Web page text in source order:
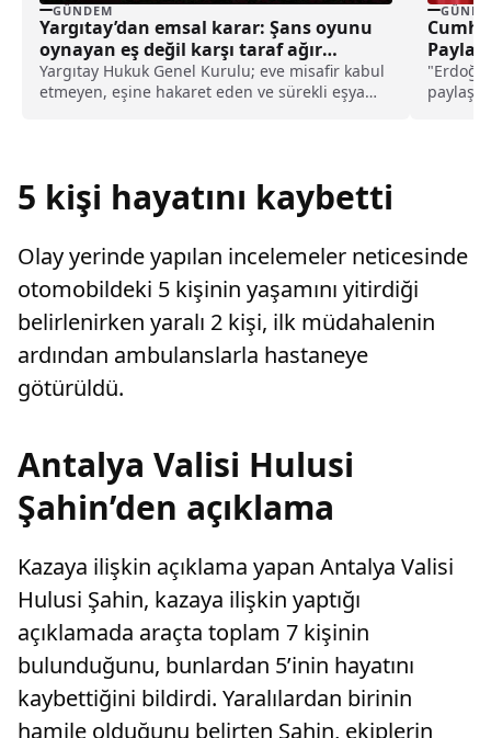
GÜNDEM
Yargıtay’dan emsal karar: Şans oyunu
oynayan eş değil karşı taraf ağır
kusurlu sayıldı
Yargıtay Hukuk Genel Kurulu; eve misafir kabul
etmeyen, eşine hakaret eden ve sürekli eşya
5 kişi hayatını kaybetti
Olay yerinde yapılan incelemeler neticesinde
otomobildeki 5 kişinin yaşamını yitirdiği
belirlenirken yaralı 2 kişi, ilk müdahalenin
ardından ambulanslarla hastaneye
götürüldü.
Antalya Valisi Hulusi
Şahin’den açıklama
Kazaya ilişkin açıklama yapan Antalya Valisi
Hulusi Şahin, kazaya ilişkin yaptığı
açıklamada araçta toplam 7 kişinin
bulunduğunu, bunlardan 5’inin hayatını
kaybettiğini bildirdi. Yaralılardan birinin
hamile olduğunu belirten Şahin, ekiplerin